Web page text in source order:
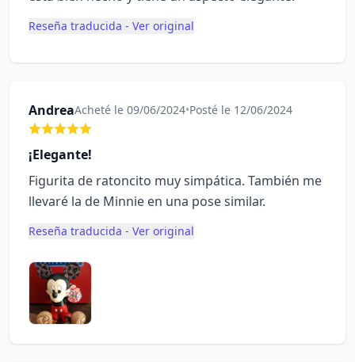
Reseña traducida - Ver original
AndreaAcheté le 09/06/2024•Posté le 12/06/2024
¡Elegante!
Figurita de ratoncito muy simpática. También me
llevaré la de Minnie en una pose similar.
Reseña traducida - Ver original